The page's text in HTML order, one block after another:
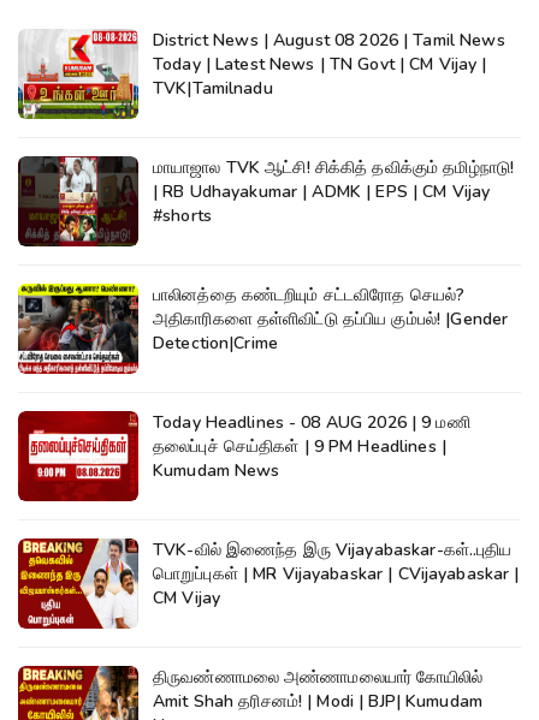
District News | August 08 2026 | Tamil News
Today | Latest News | TN Govt | CM Vijay |
TVK|Tamilnadu
மாயாஜால TVK ஆட்சி! சிக்கித் தவிக்கும் தமிழ்நாடு!
| RB Udhayakumar | ADMK | EPS | CM Vijay
#shorts
பாலினத்தை கண்டறியும் சட்டவிரோத செயல்?
அதிகாரிகளை தள்ளிவிட்டு தப்பிய கும்பல்! |Gender
Detection|Crime
Today Headlines - 08 AUG 2026 | 9 மணி
தலைப்புச் செய்திகள் | 9 PM Headlines |
Kumudam News
TVK-வில் இணைந்த இரு Vijayabaskar-கள்..புதிய
பொறுப்புகள் | MR Vijayabaskar | CVijayabaskar |
CM Vijay
திருவண்ணாமலை அண்ணாமலையார் கோயிலில்
Amit Shah தரிசனம்! | Modi | BJP| Kumudam